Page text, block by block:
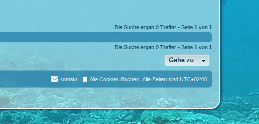
e
Die Suche ergab 0 Treffer • Seite 1 von 1
Die Suche ergab 0 Treffer • Seite 1 von 1
Gehe zu
Alle Zeiten sind UTC+02:00
Alle Cookies löschen
Kontakt